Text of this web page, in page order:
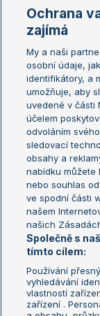
Žebříčky
Žebříček ATP (muži)
Žebříček WTA (ženy)
Sázkařský žebříček
Aktualní trendy
Fotbalové přestupy
Livesport Daily
LS Prague Open
Podmínky užití
GDPR a žurnalistika
Ochrana
zajímá
My a naši
osobní údaje,
identifikátory, a
umožňuje, aby
uvedené v části
účelem
odvoláním
sledovací
obsahy a
nabídku můžete
nebo souhlas
ve spodní části
našem
našich
Společně s
tímto cílem:
Používání
vyhledávání
vlastností
zařízení .